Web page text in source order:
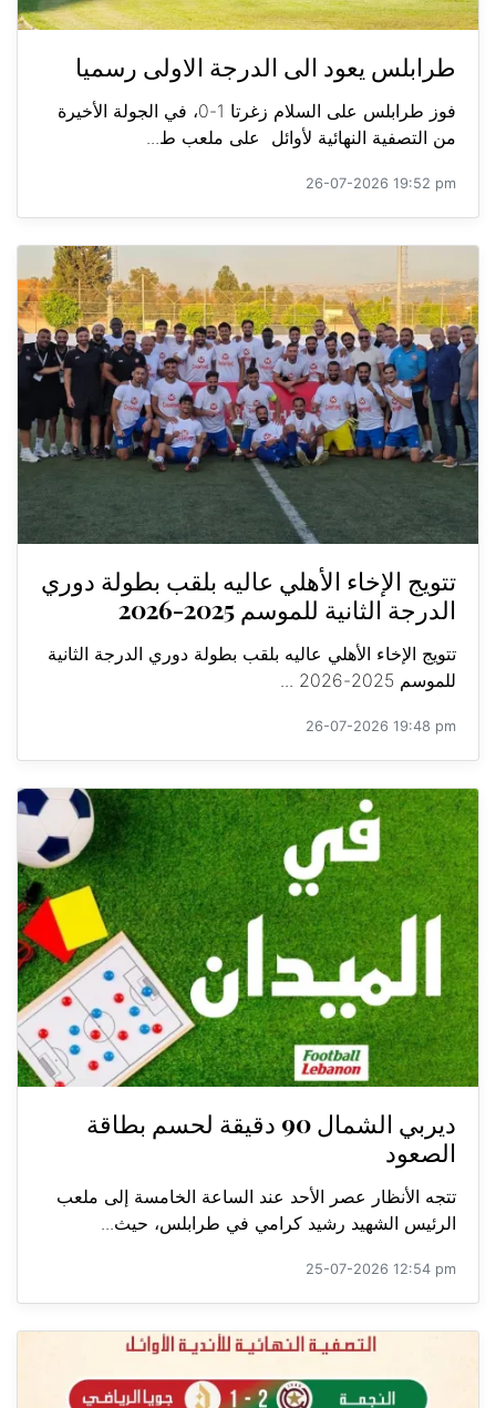
طرابلس يعود الى الدرجة الاولى رسميا
فوز طرابلس على السلام زغرتا 1-0، في الجولة الأخيرة
من التصفية النهائية لأوائل على ملعب ط...
26-07-2026 19:52 pm
تتويج الإخاء الأهلي عاليه بلقب بطولة دوري
الدرجة الثانية للموسم 2025-2026
تتويج الإخاء الأهلي عاليه بلقب بطولة دوري الدرجة الثانية
للموسم 2025-2026 ...
26-07-2026 19:48 pm
ديربي الشمال 90 دقيقة لحسم بطاقة
الصعود
تتجه الأنظار عصر الأحد عند الساعة الخامسة إلى ملعب
الرئيس الشهيد رشيد كرامي في طرابلس، حيث...
25-07-2026 12:54 pm